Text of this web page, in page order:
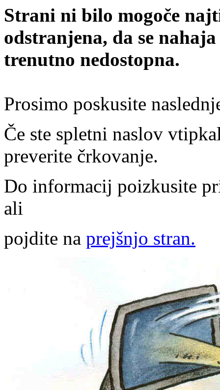
Strani ni bilo mogoče
odstranjena, da se
trenutno nedostopna.
Prosimo poskusite
Če ste spletni naslov
preverite črkovanje.
Do informacij poizkusite
ali
pojdite na prejšnjo stran.